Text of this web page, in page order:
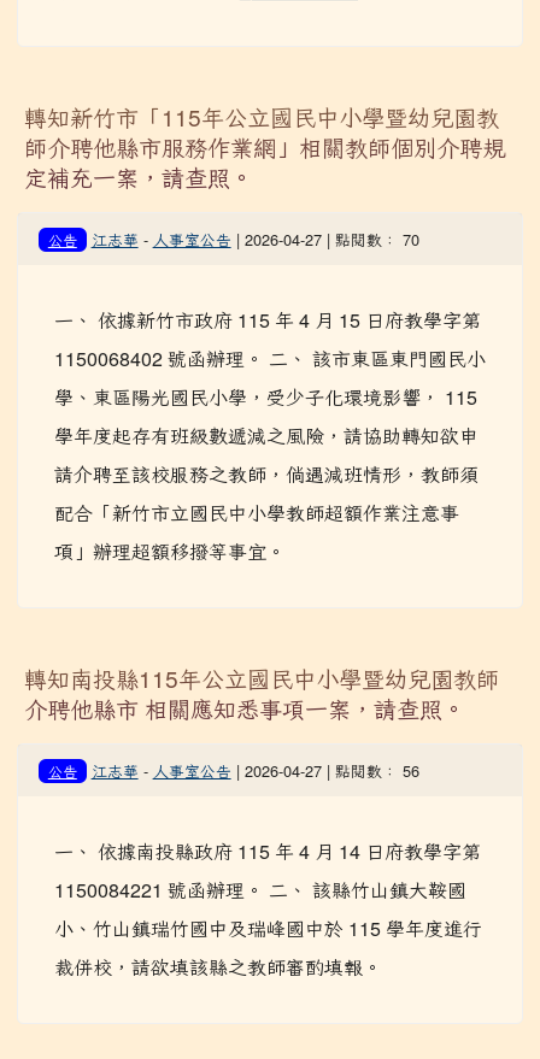
轉知新竹市「115年公立國民中小學暨幼兒園教
師介聘他縣市服務作業網」相關教師個別介聘規
定補充一案，請查照。
公告 江志華 - 人事室公告 | 2026-04-27 | 點閱數： 70
一、 依據新竹市政府 115 年 4 月 15 日府教學字第
1150068402 號函辦理。 二、 該市東區東門國民小
學、東區陽光國民小學，受少子化環境影響， 115
學年度起存有班級數遞減之風險，請協助轉知欲申
請介聘至該校服務之教師，倘遇減班情形，教師須
配合「新竹市立國民中小學教師超額作業注意事
項」辦理超額移撥等事宜。
轉知南投縣115年公立國民中小學暨幼兒園教師
介聘他縣市 相關應知悉事項一案，請查照。
公告 江志華 - 人事室公告 | 2026-04-27 | 點閱數： 56
一、 依據南投縣政府 115 年 4 月 14 日府教學字第
1150084221 號函辦理。 二、 該縣竹山鎮大鞍國
小、竹山鎮瑞竹國中及瑞峰國中於 115 學年度進行
裁併校，請欲填該縣之教師審酌填報。